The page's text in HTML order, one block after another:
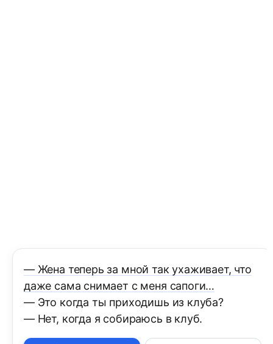
— Жена теперь за мной так ухаживает, что
даже сама снимает с меня сапоги…
— Это когда ты приходишь из клуба?
— Нет, когда я собираюсь в клуб.